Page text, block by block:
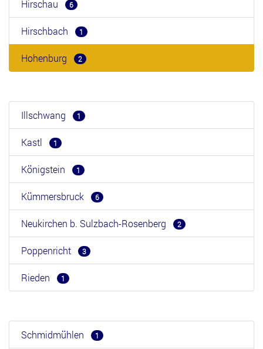
Hirschau 6
Hirschbach 1
Hohenburg 2
Illschwang 1
Kastl 1
Königstein 1
Kümmersbruck 6
Neukirchen b. Sulzbach-Rosenberg 2
Poppenricht 3
Rieden 1
Schmidmühlen 1